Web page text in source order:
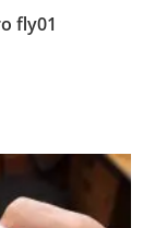
fly01